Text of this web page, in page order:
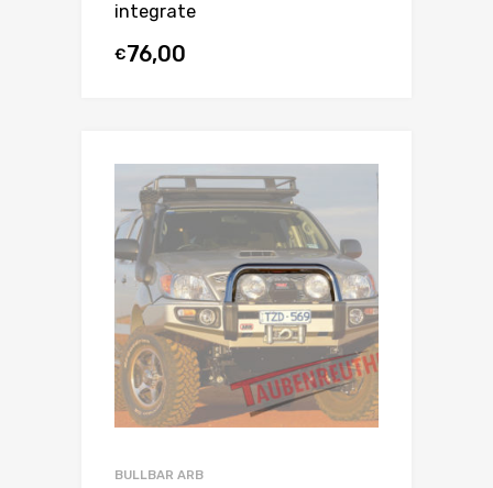
integrate
€76,00
BULLBAR ARB